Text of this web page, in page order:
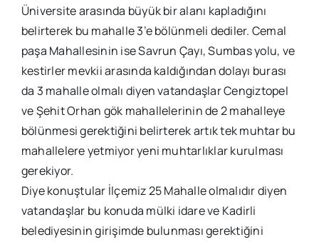
Üniversite arasında büyük bir alanı kapladığını
belirterek bu mahalle 3’e bölünmeli dediler. Cemal
paşa Mahallesinin ise Savrun Çayı, Sumbas yolu, ve
kestirler mevkii arasında kaldığından dolayı burası
da 3 mahalle olmalı diyen vatandaşlar Cengiztopel
ve Şehit Orhan gök mahallelerinin de 2 mahalleye
bölünmesi gerektiğini belirterek artık tek muhtar bu
mahallelere yetmiyor yeni muhtarlıklar kurulması
gerekiyor.
Diye konuştular İlçemiz 25 Mahalle olmalıdır diyen
vatandaşlar bu konuda mülki idare ve Kadirli
belediyesinin girişimde bulunması gerektiğini